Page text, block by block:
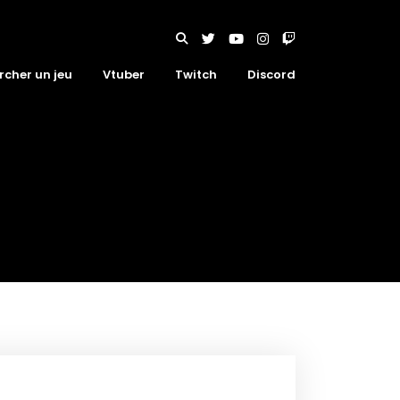
un jeu Vtuber Twitch Discord